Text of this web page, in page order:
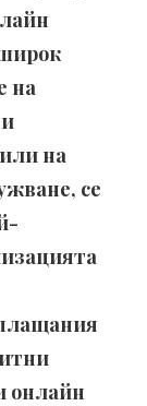
на
на
се
онлайн